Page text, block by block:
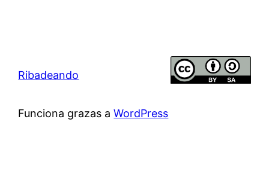
Ribadeando
Funciona grazas aWordPress